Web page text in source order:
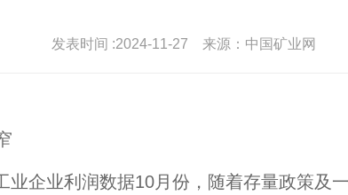
发表时间 :2024-11-27 来源：中国矿业网
业利润数据10月份，随着存量政策及一